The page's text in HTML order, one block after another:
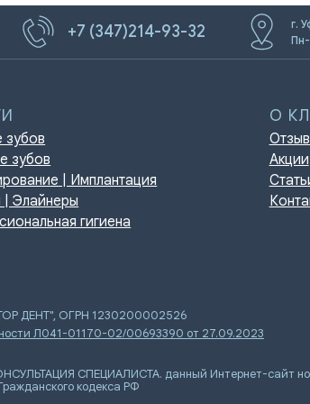
+7 (347)214-93-32
г.
| Имплантация
гигиена
О КЛИНИКЕ
ДЕНТ", ОГРН 1230200002526
Л041-01170-02/00693390 от 27.09.2023
СПЕЦИАЛИСТА. данный Интернет-сайт
кодекса РФ